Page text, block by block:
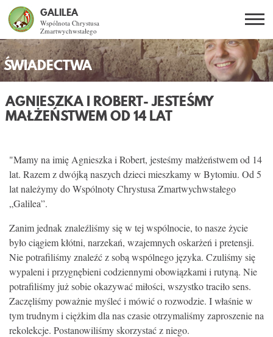
GALILEA
Wspólnota Chrystusa
Zmartwychwstałego
PL EN BG
Szukaj
SPOTKANIA OTWARTE
DLA KOGO?
AKTUALNOŚCI
SNE
KONTAKT
ŚWIADECTWA
AGNIESZKA I ROBERT- JESTEŚMY
MAŁŻEŃSTWEM OD 14 LAT
"Mamy na imię Agnieszka i Robert, jesteśmy małżeństwem od 14
lat. Razem z dwójką naszych dzieci mieszkamy w Bytomiu. Od 5
lat należymy do Wspólnoty Chrystusa Zmartwychwstałego
„Galilea”.
Zanim jednak znaleźliśmy się w tej wspólnocie, to nasze życie
było ciągiem kłótni, narzekań, wzajemnych oskarżeń i pretensji.
Nie potrafiliśmy znaleźć z sobą wspólnego języka. Czuliśmy się
wypaleni i przygnębieni codziennymi obowiązkami i rutyną. Nie
potrafiliśmy już sobie okazywać miłości, wszystko traciło sens.
Zaczęliśmy poważnie myśleć i mówić o rozwodzie. I właśnie w
tym trudnym i ciężkim dla nas czasie otrzymaliśmy zaproszenie na
rekolekcje. Postanowiliśmy skorzystać z niego.